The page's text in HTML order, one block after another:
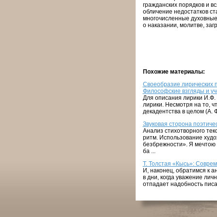
гражданских порядков и
обличение недостатков
многочисленные
о наказании, молитве,
Похожие материалы:
Своеобразие лирических
Философские взгляды и
Для описания лирики И.Ф.
лирики. Несмотря на то,
декадентства в целом (А.
Звуковая сторона
Анализ стихотворного
ритм. Использование
безбрежности». Я
ба ...
Т. Толстая «Кысь»:
И, наконец, обратимся к
в дни, когда уважение
отпадает надобность